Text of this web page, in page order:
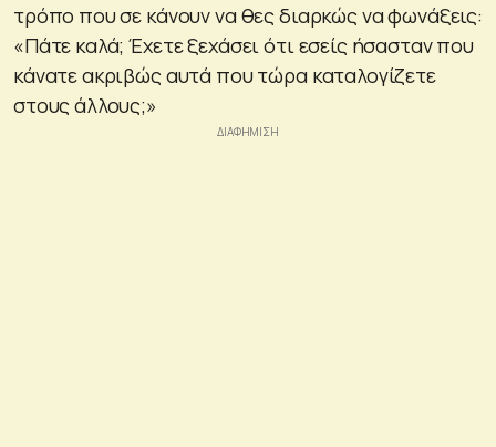
τρόπο που σε κάνουν να θες διαρκώς να φωνάξεις:
«Πάτε καλά; Έχετε ξεχάσει ότι εσείς ήσασταν που
κάνατε ακριβώς αυτά που τώρα καταλογίζετε
στους άλλους;»